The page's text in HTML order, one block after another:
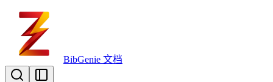
BibGenie 文档